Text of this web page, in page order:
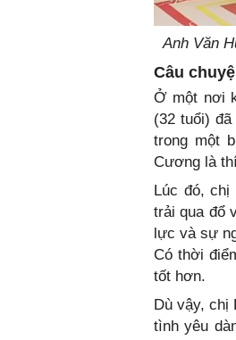
Anh Văn
Câu
Ở một nơi
(32 tuổi)
trong một
Cương là
Lúc đó, chị
trải qua đổ
lực và sự
Có thời
tốt hơn.
Dù vậy, chị
tình yêu